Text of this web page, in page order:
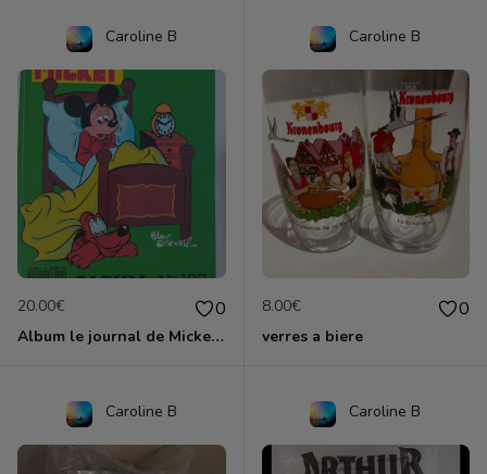
Caroline B
20.00€ 0
Album le journal de Mickey vintage ancien
Caroline B
8.00€ 0
verres a biere
Caroline B Caroline B